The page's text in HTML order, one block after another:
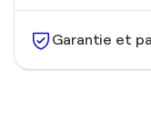
Garantie et